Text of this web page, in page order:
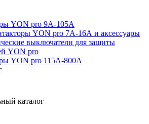
YON pro 9А-105А
YON pro 7А-16А и аксессуары
выключатели для защиты
YON pro
YON pro 115А-800А
каталог